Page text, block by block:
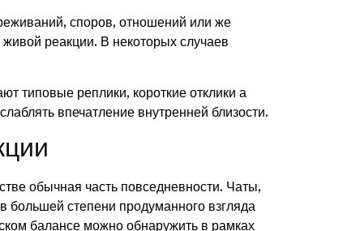
споров, отношений или же
реакции. В некоторых случаев
типовые реплики, короткие отклики а
впечатление внутренней близости.
обычная часть повседневности. Чаты,
большей степени продуманного взгляда
балансе можно обнаружить в рамках